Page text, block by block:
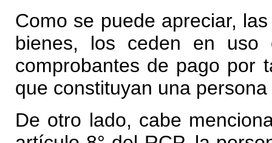
Como se puede apreciar,
bienes, los ceden en uso
comprobantes de pago por
que constituyan una
De otro lado, cabe